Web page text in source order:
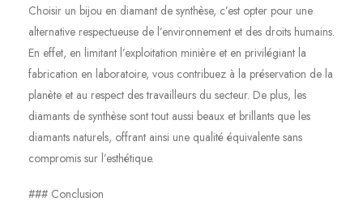
Choisir un bijou en diamant de synthèse, c’est opter pour une
alternative respectueuse de l’environnement et des droits humains.
En effet, en limitant l’exploitation minière et en privilégiant la
fabrication en laboratoire, vous contribuez à la préservation de la
planète et au respect des travailleurs du secteur. De plus, les
diamants de synthèse sont tout aussi beaux et brillants que les
diamants naturels, offrant ainsi une qualité équivalente sans
compromis sur l’esthétique.
### Conclusion